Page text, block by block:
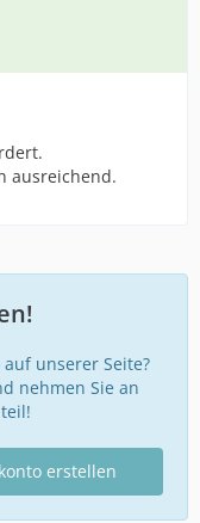
ausreichend.
unserer Seite?
nehmen Sie an
erstellen